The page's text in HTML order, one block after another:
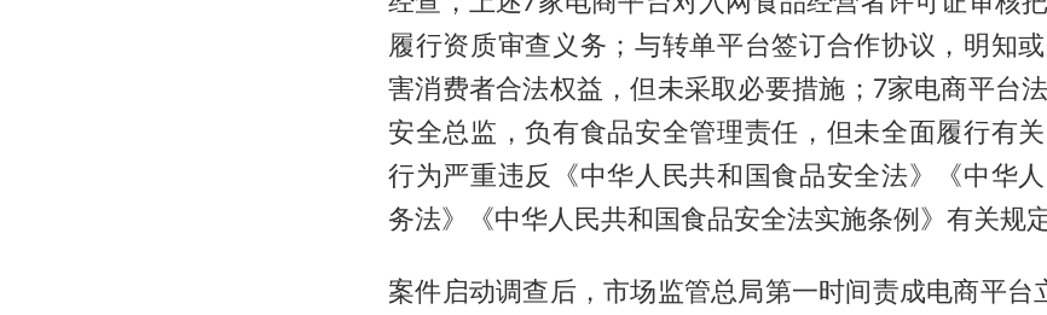
履行资质审查义务；与转单平台签订合作协议，明知
害消费者合法权益，但未采取必要措施；7家电商平台
安全总监，负有食品安全管理责任，但未全面履行有
行为严重违反《中华人民共和国食品安全法》《中华
务法》《中华人民共和国食品安全法实施条例》有关规定
案件启动调查后，市场监管总局第一时间责成电商平台